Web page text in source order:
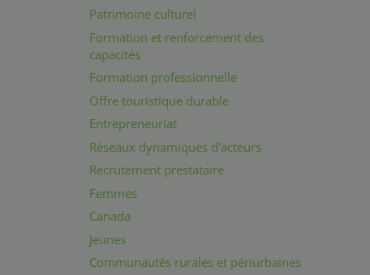
Patrimoine culturel
Formation et renforcement des
capacités
Formation professionnelle
Offre touristique durable
Entrepreneuriat
Réseaux dynamiques d'acteurs
Recrutement prestataire
Femmes
Canada
Jeunes
Communautés rurales et périurbaines